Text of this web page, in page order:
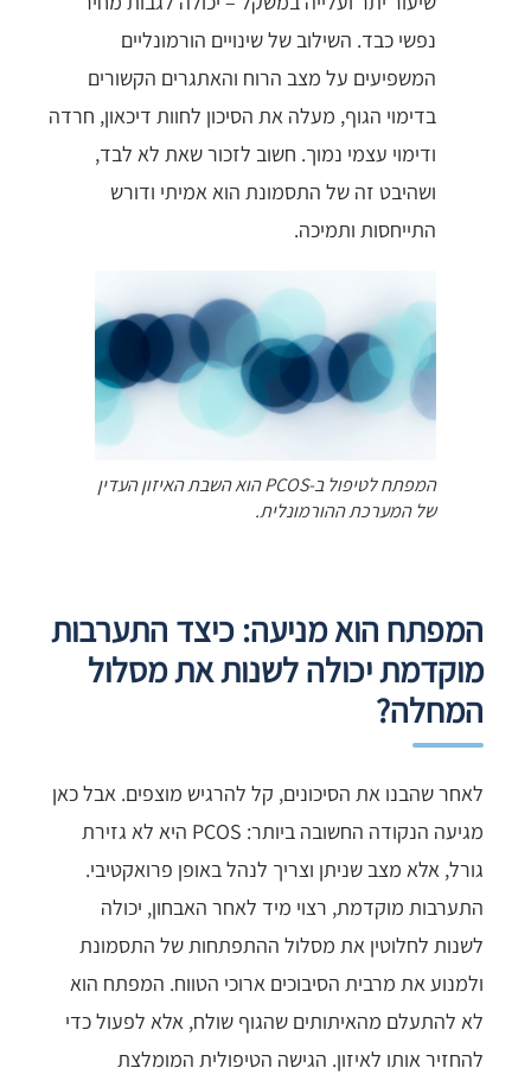
נפשי כבד. השילוב של שינויים הורמונליים
המשפיעים על מצב הרוח והאתגרים הקשורים
בדימוי הגוף, מעלה את הסיכון לחוות דיכאון, חרדה
ודימוי עצמי נמוך. חשוב לזכור שאת לא לבד,
ושהיבט זה של התסמונת הוא אמיתי ודורש
התייחסות ותמיכה.
המפתח לטיפול ב-PCOS הוא השבת האיזון העדין
של המערכת ההורמונלית.
המפתח הוא מניעה: כיצד התערבות
מוקדמת יכולה לשנות את מסלול
המחלה?
לאחר שהבנו את הסיכונים, קל להרגיש מוצפים. אבל כאן
מגיעה הנקודה החשובה ביותר: PCOS היא לא גזירת
גורל, אלא מצב שניתן וצריך לנהל באופן פרואקטיבי.
התערבות מוקדמת, רצוי מיד לאחר האבחון, יכולה
לשנות לחלוטין את מסלול ההתפתחות של התסמונת
ולמנוע את מרבית הסיבוכים ארוכי הטווח. המפתח הוא
לא להתעלם מהאיתותים שהגוף שולח, אלא לפעול כדי
להחזיר אותו לאיזון. הגישה הטיפולית המומלצת